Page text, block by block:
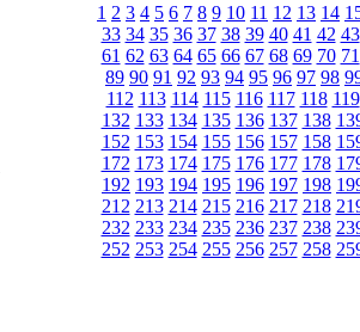
1 2 3 4 5 6 7 8 9 10 11 12 13 14
33 34 35 36 37 38 39 40 41 42 43
61 62 63 64 65 66 67 68 69 70 71
89 90 91 92 93 94 95 96 97 98
112 113 114 115 116 117 118 119
132 133 134 135 136 137 138
152 153 154 155 156 157 158
172 173 174 175 176 177 178
192 193 194 195 196 197 198
212 213 214 215 216 217 218
232 233 234 235 236 237 238
252 253 254 255 256 257 258